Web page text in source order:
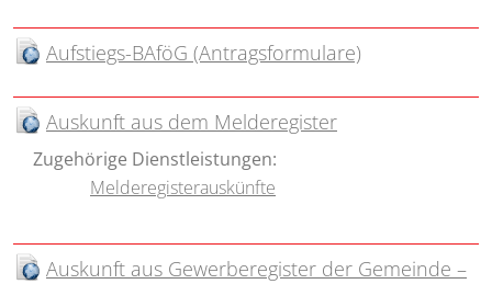
Aufstiegs-BAföG (Antragsformulare)
Auskunft aus dem Melderegister
Zugehörige Dienstleistungen:
Melderegisterauskünfte
Auskunft aus Gewerberegister der Gemeinde –